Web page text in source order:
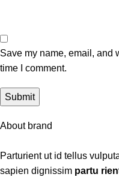
Save my name, email, and
time I comment.
About brand
Parturient ut id tellus
sapien dignissim partu